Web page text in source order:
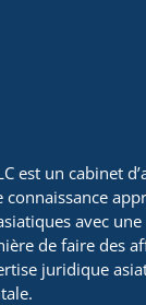
est un cabinet
avec
de faire des
juridique